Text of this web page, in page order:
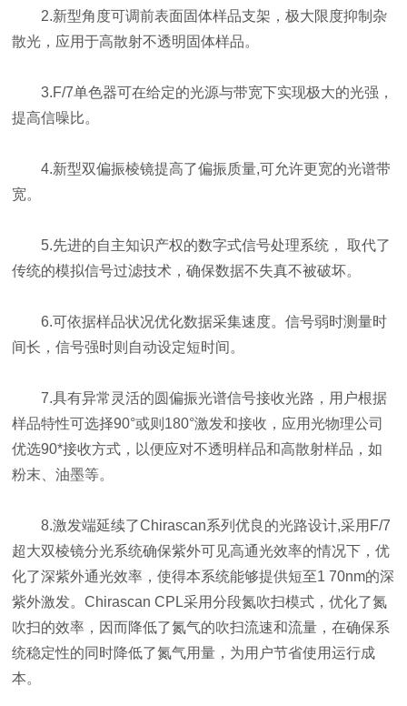
2.新型角度可调前表面固体样品支架，极大限度抑制杂
散光，应用于高散射不透明固体样品。
3.F/7单色器可在给定的光源与带宽下实现极大的光强，
提高信噪比。
4.新型双偏振棱镜提高了偏振质量,可允许更宽的光谱带
宽。
5.先进的自主知识产权的数字式信号处理系统， 取代了
传统的模拟信号过滤技术，确保数据不失真不被破坏。
6.可依据样品状况优化数据采集速度。信号弱时测量时
间长，信号强时则自动设定短时间。
7.具有异常灵活的圆偏振光谱信号接收光路，用户根据
样品特性可选择90°或则180°激发和接收，应用光物理公司
优选90*接收方式，以便应对不透明样品和高散射样品，如
粉末、油墨等。
8.激发端延续了Chirascan系列优良的光路设计,采用F/7
超大双棱镜分光系统确保紫外可见高通光效率的情况下，优
化了深紫外通光效率，使得本系统能够提供短至1 70nm的深
紫外激发。Chirascan CPL采用分段氮吹扫模式，优化了氮
吹扫的效率，因而降低了氮气的吹扫流速和流量，在确保系
统稳定性的同时降低了氮气用量，为用户节省使用运行成
本。